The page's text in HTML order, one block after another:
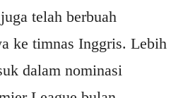
telah berbuah
ke timnas Inggris. Lebih
dalam nominasi